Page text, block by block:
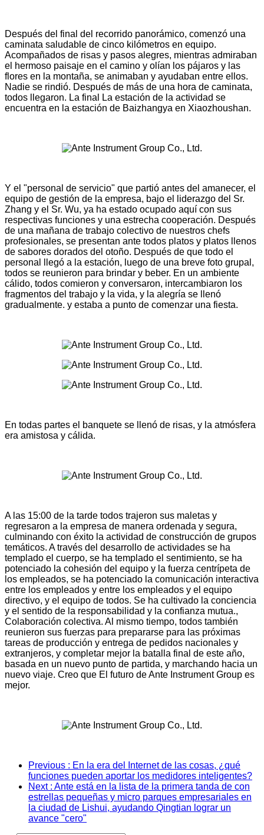
Después del final del recorrido panorámico, comenzó una
caminata saludable de cinco kilómetros en equipo.
Acompañados de risas y pasos alegres, mientras admiraban
el hermoso paisaje en el camino y olían los pájaros y las
flores en la montaña, se animaban y ayudaban entre ellos.
Nadie se rindió. Después de más de una hora de caminata,
todos llegaron. La final La estación de la actividad se
encuentra en la estación de Baizhangya en Xiaozhoushan.
Y el "personal de servicio" que partió antes del amanecer, el
equipo de gestión de la empresa, bajo el liderazgo del Sr.
Zhang y el Sr. Wu, ya ha estado ocupado aquí con sus
respectivas funciones y una estrecha cooperación. Después
de una mañana de trabajo colectivo de nuestros chefs
profesionales, se presentan ante todos platos y platos llenos
de sabores dorados del otoño. Después de que todo el
personal llegó a la estación, luego de una breve foto grupal,
todos se reunieron para brindar y beber. En un ambiente
cálido, todos comieron y conversaron, intercambiaron los
fragmentos del trabajo y la vida, y la alegría se llenó
gradualmente. y estaba a punto de comenzar una fiesta.
En todas partes el banquete se llenó de risas, y la atmósfera
era amistosa y cálida.
A las 15:00 de la tarde todos trajeron sus maletas y
regresaron a la empresa de manera ordenada y segura,
culminando con éxito la actividad de construcción de grupos
temáticos. A través del desarrollo de actividades se ha
templado el cuerpo, se ha templado el sentimiento, se ha
potenciado la cohesión del equipo y la fuerza centrípeta de
los empleados, se ha potenciado la comunicación interactiva
entre los empleados y entre los empleados y el equipo
directivo, y el equipo de todos. Se ha cultivado la conciencia
y el sentido de la responsabilidad y la confianza mutua.,
Colaboración colectiva. Al mismo tiempo, todos también
reunieron sus fuerzas para prepararse para las próximas
tareas de producción y entrega de pedidos nacionales y
extranjeros, y completar mejor la batalla final de este año,
basada en un nuevo punto de partida, y marchando hacia un
nuevo viaje. Creo que El futuro de Ante Instrument Group es
mejor.
Previous : En la era del Internet de las cosas, ¿qué
funciones pueden aportar los medidores inteligentes?
Next : Ante está en la lista de la primera tanda de con
estrellas pequeñas y micro parques empresariales en
la ciudad de Lishui, ayudando Qingtian lograr un
avance "cero"